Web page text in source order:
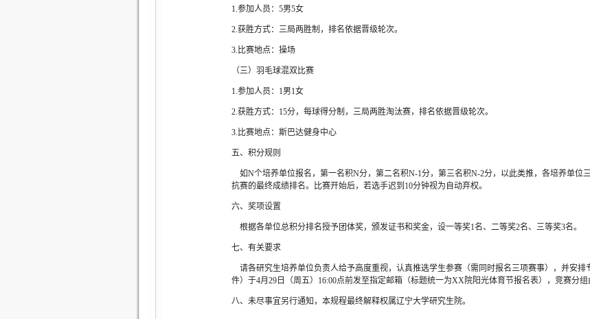
1.参加人员：5男5女
2.获胜方式：三局两胜制，排名依据晋级轮次。
3.比赛地点：操场
（三）羽毛球混双比赛
1.参加人员：1男1女
2.获胜方式：15分，每球得分制，三局两胜淘汰赛，排名依据晋级轮次。
3.比赛地点：斯巴达健身中心
五、积分规则
如N个培养单位报名，第一名积N分，第二名积N-1分，第三名积N-2分，以此类推，各培养单位
抗赛的最终成绩排名。比赛开始后，若选手迟到10分钟视为自动弃权。
六、奖项设置
根据各单位总积分排名授予团体奖，颁发证书和奖金，设一等奖1名、二等奖2名、三等奖3名。
七、有关要求
请各研究生培养单位负责人给予高度重视，认真推选学生参赛（需同时报名三项赛事），并安排
件）于4月29日（周 五）16:00点前发至指定邮箱（标题统一为XX院阳光体育节报名表），竞赛分组
八、未尽事宜另行通知，本规程最终解释权属辽宁大学研究生院。